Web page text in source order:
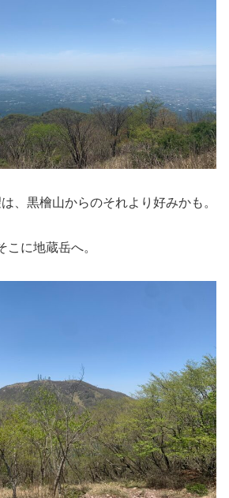
、黒檜山からのそれより好みかも。
こに地蔵岳へ。